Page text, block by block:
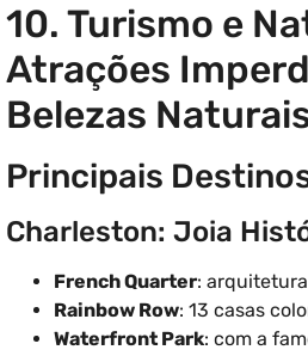
10. Turismo e
Atrações
Belezas
Principais
Charleston: Joia
French Quarter:
Rainbow Row: 13 casas
Waterfront Park: com a